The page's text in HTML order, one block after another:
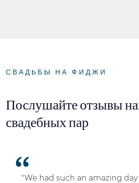
СВАДЬБЫ НА ФИДЖИ
Послушайте отзывы
свадебных пар
"We had such an amazing